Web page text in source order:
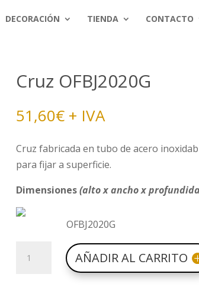
DECORACIÓN TIENDA CONTACTO
Cruz OFBJ2020G
51,60€ + IVA
Cruz fabricada en tubo de acero
para fijar a superficie.
Dimensiones(alto x ancho x
OFBJ2020G
OFBJ2020G
AÑADIR AL CARRITO